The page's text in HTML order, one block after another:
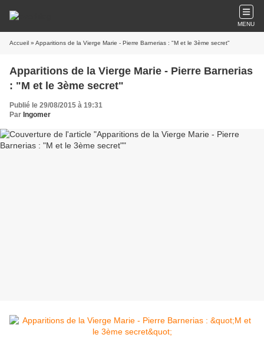
MENU
Accueil » Apparitions de la Vierge Marie - Pierre Barnerias : "M et le 3ème secret"
Apparitions de la Vierge Marie - Pierre Barnerias
: "M et le 3ème secret"
Publié le 29/08/2015 à 19:31
Par Ingomer